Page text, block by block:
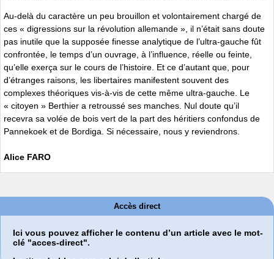
Au-delà du caractère un peu brouillon et volontairement chargé de
ces « digressions sur la révolution allemande », il n’était sans doute
pas inutile que la supposée finesse analytique de l’ultra-gauche fût
confrontée, le temps d’un ouvrage, à l’influence, réelle ou feinte,
qu’elle exerça sur le cours de l’histoire. Et ce d’autant que, pour
d’étranges raisons, les libertaires manifestent souvent des
complexes théoriques vis-à-vis de cette même ultra-gauche. Le
« citoyen » Berthier a retroussé ses manches. Nul doute qu’il
recevra sa volée de bois vert de la part des héritiers confondus de
Pannekoek et de Bordiga. Si nécessaire, nous y reviendrons.
Alice FARO
Accès direct
Ici vous pouvez afficher le contenu d’un article avec le mot-
clé "acces-direct".